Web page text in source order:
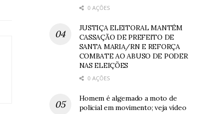
0 AÇÕES
JUSTIÇA ELEITORAL MANTÉM
CASSAÇÃO DE PREFEITO DE
SANTA MARIA/RN E REFORÇA
COMBATE AO ABUSO DE PODER
NAS ELEIÇÕES
0 AÇÕES
Homem é algemado a moto de
policial em movimento; veja vídeo